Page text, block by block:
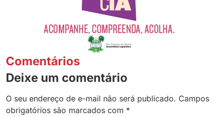
Comentários
Deixe um comentário
O seu endereço de e-mail não será publicado. Campos
obrigatórios são marcados com *